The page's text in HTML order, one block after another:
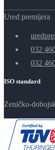
Ured premijera
032
032
ISO standard
Zeničko-